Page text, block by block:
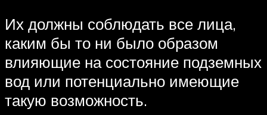
Их должны соблюдать все лица,
каким бы то ни было образом
влияющие на состояние подземных
вод или потенциально имеющие
такую возможность.